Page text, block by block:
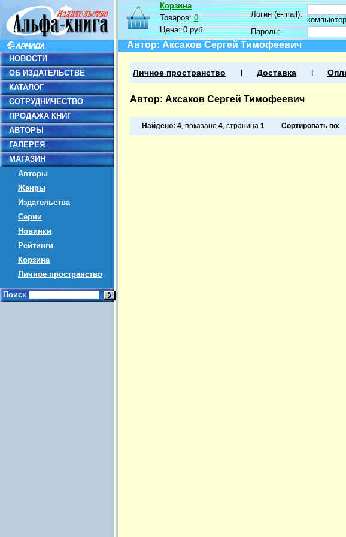
НОВОСТИ
ОБ ИЗДАТЕЛЬСТВЕ
КАТАЛОГ
СОТРУДНИЧЕСТВО
ПРОДАЖА КНИГ
АВТОРЫ
ГАЛЕРЕЯ
МАГАЗИН
Авторы
Жанры
Издательства
Серии
Новинки
Рейтинги
Корзина
Личное пространство
Поиск
Корзина
Товаров:0
Цена:0 руб.
Логин (e-mail):
компьютер
Пароль:
Автор: Аксаков Сергей Тимофеевич
Личное пространство Доставка
Автор: Аксаков Сергей Тимофеевич
Найдено: 4, показано 4, страница 1 Сортировать по: